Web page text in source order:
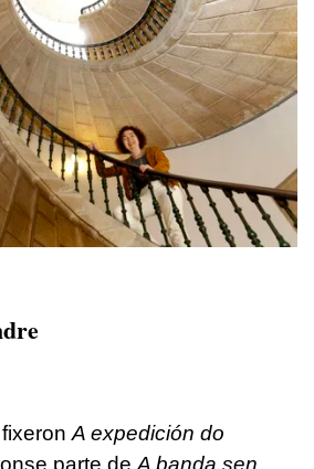
A expedición do
parte de A banda sen